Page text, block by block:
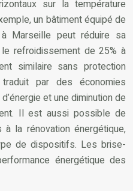
sur la température
un bâtiment équipé de
Marseille peut réduire sa
le refroidissement de 25% à
similaire sans protection
par des économies
et une diminution de
Il est aussi possible de
la rénovation énergétique,
de dispositifs. Les brise-
énergétique des